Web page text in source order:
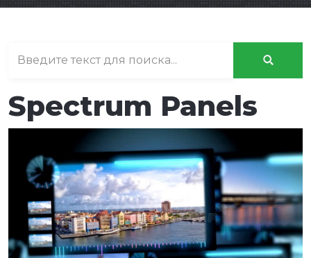
Spectrum Panels